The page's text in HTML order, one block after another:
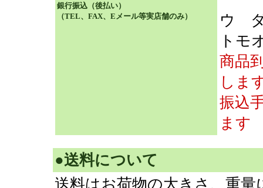
銀行振込（後払い）
（TEL、FAX、Eメール等実店舗のみ）
ウ ダ
トモ
商品
しま
振込
ます
●送料について
送料はお荷物の大きさ、重